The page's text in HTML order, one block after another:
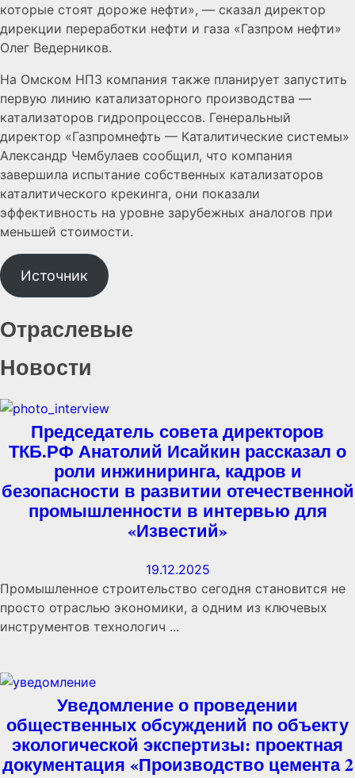
которые стоят дороже нефти», — сказал директор
дирекции переработки нефти и газа «Газпром нефти»
Олег Ведерников.
На Омском НПЗ компания также планирует запустить
первую линию катализаторного производства —
катализаторов гидропроцессов. Генеральный
директор «Газпромнефть — Каталитические системы»
Александр Чембулаев сообщил, что компания
завершила испытание собственных катализаторов
каталитического крекинга, они показали
эффективность на уровне зарубежных аналогов при
меньшей стоимости.
Источник
Отраслевые
Новости
Председатель совета директоров
ТКБ.РФ Анатолий Исайкин рассказал о
роли инжиниринга, кадров и
безопасности в развитии отечественной
промышленности в интервью для
«Известий»
19.12.2025
Промышленное строительство сегодня становится не
просто отраслью экономики, а одним из ключевых
инструментов технологич ...
Уведомление о проведении
общественных обсуждений по объекту
экологической экспертизы: проектная
документация «Производство цемента 2